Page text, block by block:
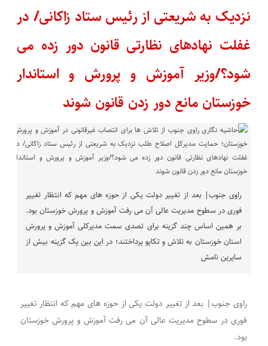
نزدیک به شریعتی از رئیس ستاد زاکانی/ در
غفلت نهادهای نظارتی قانون دور زده می
شود؟/وزیر آموزش و پرورش و استاندار
خوزستان مانع دور زدن قانون شوند
راوی جنوب| بعد از تغییر دولت یکی از حوزه های مهم که انتظار تغییر
فوری در سطوح مدیریت عالی آن می رفت آموزش و پرورش خوزستان بود.
بر همین اساس چند گزینه برای تصدی سمت مدیرکلی آموزش و پرورش
استان خوزستان به تلاش و تکاپو پرداختند؛ در این بین یک گزینه بیش از
سایرین نامش
راوی جنوب| بعد از تغییر دولت یکی از حوزه های مهم که انتظار تغییر
فوری در سطوح مدیریت عالی آن می رفت آموزش و پرورش خوزستان
بود.